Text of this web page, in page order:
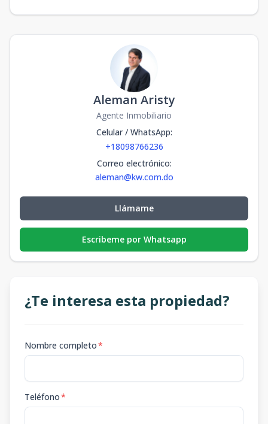
Aleman Aristy
Agente Inmobiliario
Celular / WhatsApp:
+18098766236
Correo electrónico:
aleman@kw.com.do
Llámame
Escribeme por Whatsapp
¿Te interesa esta propiedad?
Nombre completo*
Teléfono*